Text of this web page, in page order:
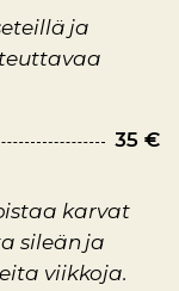
ja
35 €
karvat
sileän ja
viikkoja.